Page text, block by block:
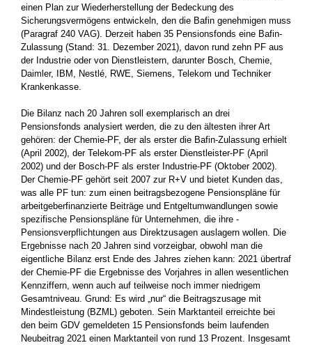
einen Plan zur Wiederherstellung der Bedeckung des
Sicherungsvermögens ­entwickeln, den die Bafin genehmigen muss
(Paragraf 240 VAG). Derzeit haben 35 Pensionsfonds eine Bafin-
Zulassung (Stand: 31. Dezember 2021), davon rund zehn PF aus
der Industrie oder von Dienstleistern, darunter Bosch, Chemie,
Daimler, IBM, Nestlé, RWE, ­Siemens, Telekom und Techniker
Krankenkasse.
Die Bilanz nach 20 Jahren soll exemplarisch an drei
Pensionsfonds analysiert werden, die zu den ältesten ihrer Art
gehören: der ­­Chemie-PF, der als erster die Bafin-Zulassung erhielt
(April 2002), der Telekom-PF als erster Dienstleister-PF (April
2002) und der Bosch-PF als erster Industrie-PF (Oktober 2002).
Der Chemie-PF gehört seit 2007 zur R+V und bietet Kunden das,
was alle PF tun: zum einen beitragsbezogene Pensionspläne für
arbeitgeberfinanzierte Beiträge und Entgeltumwandlungen sowie
spezifische Pen­sionspläne für Unternehmen, die ihre ­
Pensionsverpflichtungen aus Direktzusagen auslagern wollen. Die
Ergebnisse nach 20 ­Jahren sind vorzeigbar, obwohl man die
eigentliche Bilanz erst ­Ende des Jahres ziehen kann: 2021 übertraf
der Chemie-PF die ­Ergebnisse des Vorjahres in allen wesentlichen
Kennziffern, wenn auch auf teilweise noch immer niedrigem
Gesamtniveau. Grund: Es wird „nur“ die Beitragszusage mit
Mindestleistung (BZML) ­geboten. Sein Marktanteil erreichte bei
den beim GDV gemeldeten 15 Pensionsfonds beim laufenden
Neubeitrag 2021 einen Marktanteil von rund 13 Prozent. Insgesamt